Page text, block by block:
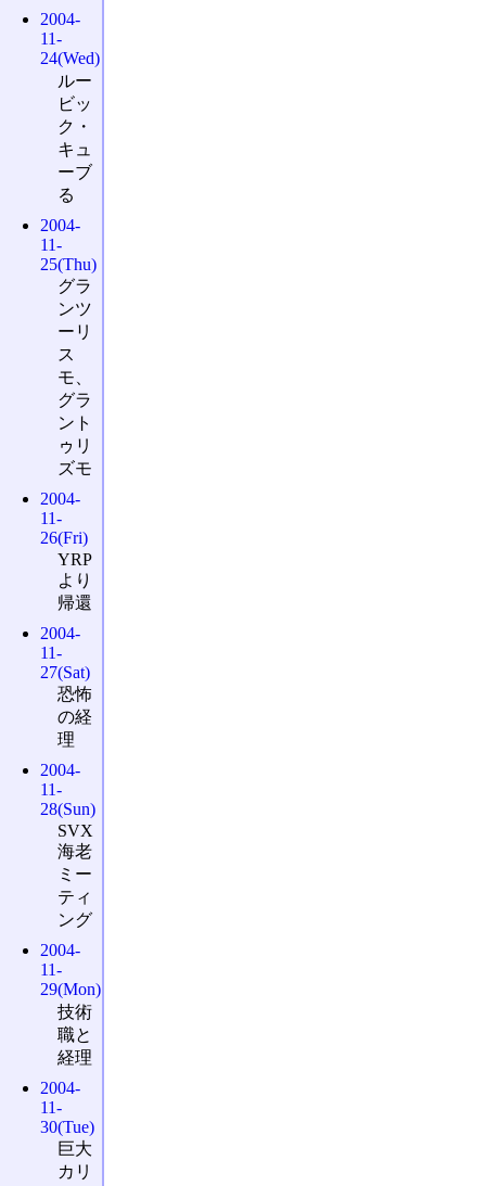
2004-
11-
24(Wed)
ルー
ビッ
ク・
キュ
ーブ
る
2004-
11-
25(Thu)
グラ
ンツ
ーリ
ス
モ、
グラ
ント
ゥリ
ズモ
2004-
11-
26(Fri)
YRP
より
帰還
2004-
11-
27(Sat)
恐怖
の経
理
2004-
11-
28(Sun)
SVX
海老
ミー
ティ
ング
2004-
11-
29(Mon)
技術
職と
経理
2004-
11-
30(Tue)
巨大
カリ